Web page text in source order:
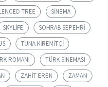
TREE
SINEMA
SKYLIFE
SOHRAB SEPEHRI
TUNA KIREMITÇI
ROMANI
TÜRK SINEMASI
ZAHIT EREN
ZAMAN